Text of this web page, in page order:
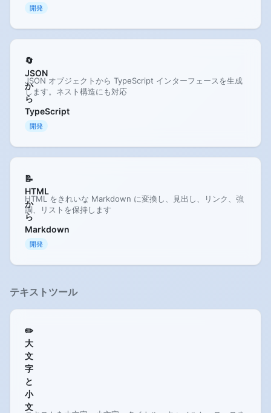
開発
🔄
JSON
か
ら
TypeScript
JSON オブジェクトから TypeScript インターフェースを生成
します。ネスト構造にも対応
開発
📝
HTML
か
ら
Markdown
HTML をきれいな Markdown に変換し、見出し、リンク、強
調、リストを保持します
開発
テキストツール
✏️
大
文
字
と
小
文